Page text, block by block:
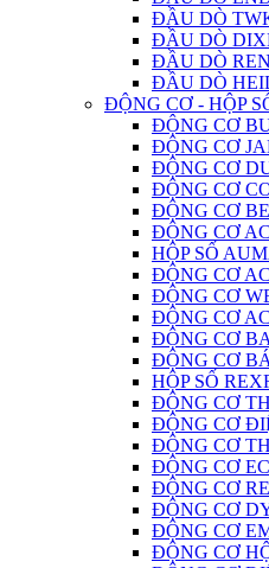
ĐẦU DÒ
ĐẦU DÒ
ĐẦU DÒ
ĐẦU DÒ
ĐỘNG CƠ - HỘP
ĐỘNG CƠ
ĐỘNG CƠ
ĐỘNG CƠ
ĐỘNG CƠ
ĐỘNG CƠ
ĐỘNG CƠ
HỘP SỐ
ĐỘNG CƠ
ĐỘNG CƠ
ĐỘNG CƠ
ĐỘNG CƠ
ĐỘNG CƠ
HỘP SỐ
ĐỘNG CƠ
ĐỘNG CƠ
ĐỘNG CƠ
ĐỘNG CƠ
ĐỘNG CƠ
ĐỘNG CƠ
ĐỘNG CƠ
ĐỘNG CƠ